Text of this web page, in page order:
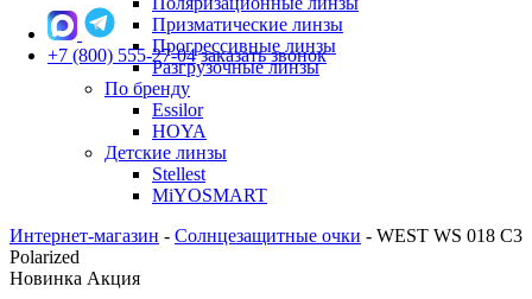
Призматические линзы
Прогрессивные линзы
Разгрузочные линзы
По бренду
Essilor
HOYA
Детские линзы
Stellest
MiYOSMART
+7 (800) 555-27-04 заказать звонок
Интернет-магазин - Солнцезащитные очки - WEST WS 018 C3
Polarized
Новинка Акция